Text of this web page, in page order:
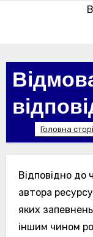
Головна
Відповідно до
автора
яких
іншим чином